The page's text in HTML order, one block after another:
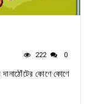
222 0
কোণে কোণে